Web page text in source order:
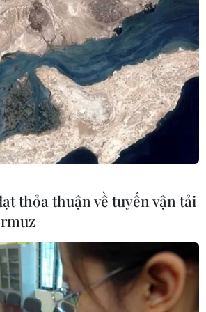
Tuyển Việt Nam
lớn nhất
Việt Nam tại
trên kênh nào?
Nam đặt mục
Indonesia
thỏa thuận về tuyến vận tải